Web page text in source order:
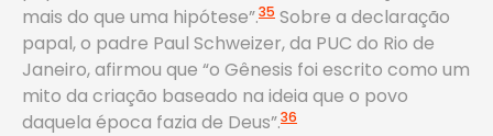
mais do que uma hipótese”.35 Sobre a declaração
papal, o padre Paul Schweizer, da PUC do Rio de
Janeiro, afirmou que “o Gênesis foi escrito como um
mito da criação baseado na ideia que o povo
daquela época fazia de Deus”.36